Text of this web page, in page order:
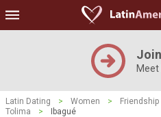
Meet
Latin Dating > Women > Friendship
Tolima
> Ibagué